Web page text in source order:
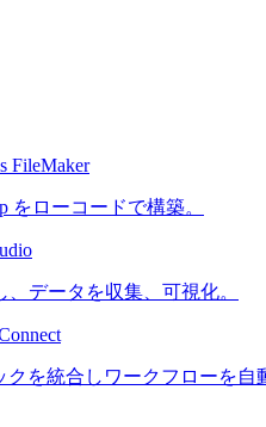
FileMaker
をローコードで構築。
、データを収集、可視化。
クを統合しワークフローを自